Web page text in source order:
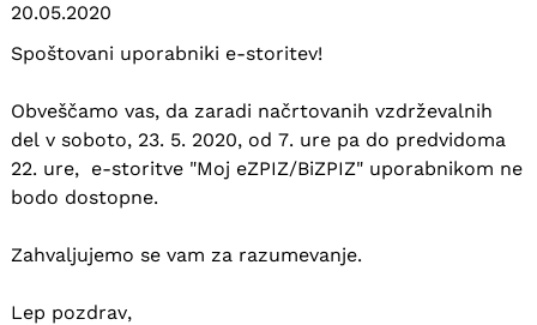
20.05.2020
Spoštovani uporabniki e-storitev!
Obveščamo vas, da zaradi načrtovanih vzdrževalnih
del v soboto, 23. 5. 2020, od 7. ure pa do predvidoma
22. ure, e-storitve "Moj eZPIZ/BiZPIZ" uporabnikom ne
bodo dostopne.
Zahvaljujemo se vam za razumevanje.
Lep pozdrav,